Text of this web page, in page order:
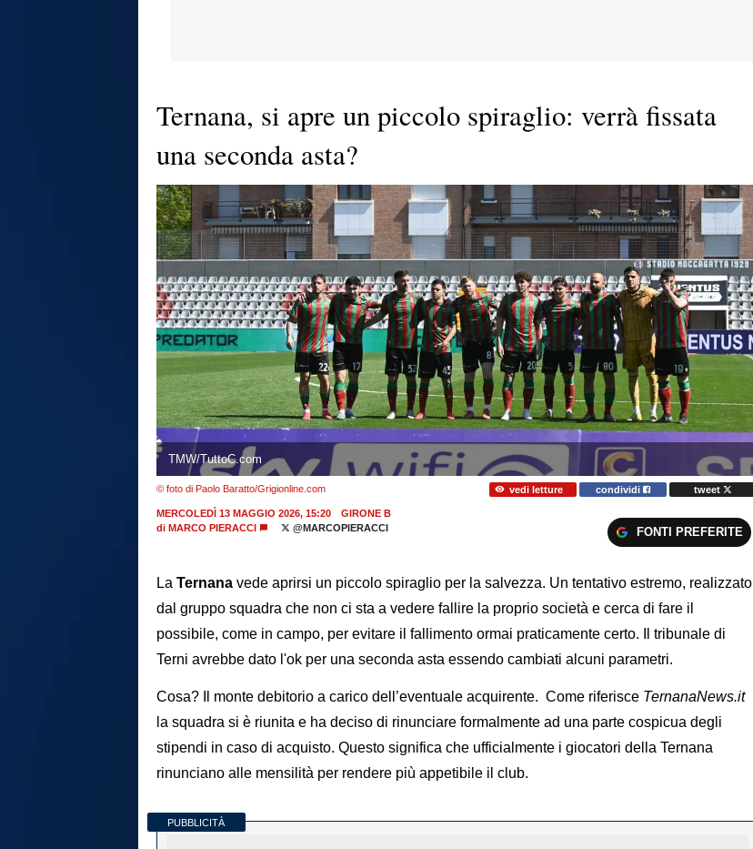
Ternana, si apre un piccolo spiraglio: verrà fissata
una seconda asta?
TMW/TuttoC.com
© foto di Paolo Baratto/Grigionline.com vedi letture condividi tweet
MERCOLEDÌ 13 MAGGIO 2026, 15:20
GIRONE B
di MARCO PIERACCI @MARCOPIERACCI FONTI PREFERITE
La Ternana vede aprirsi un piccolo spiraglio per la salvezza. Un tentativo estremo, realizzato
dal gruppo squadra che non ci sta a vedere fallire la proprio società e cerca di fare il
possibile, come in campo, per evitare il fallimento ormai praticamente certo. Il tribunale di
Terni avrebbe dato l'ok per una seconda asta essendo cambiati alcuni parametri.
Cosa? Il monte debitorio a carico dell’eventuale acquirente. Come riferisce TernanaNews.it
la squadra si è riunita e ha deciso di rinunciare formalmente ad una parte cospicua degli
stipendi in caso di acquisto. Questo significa che ufficialmente i giocatori della Ternana
rinunciano alle mensilità per rendere più appetibile il club.
PUBBLICITÀ